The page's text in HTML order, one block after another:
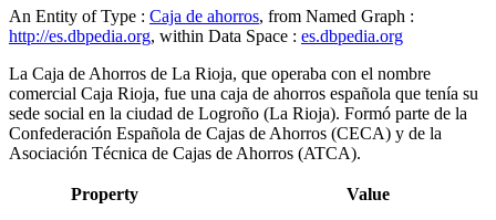
An Entity of Type : Caja de ahorros, from Named Graph :
http://es.dbpedia.org, within Data Space : es.dbpedia.org
La Caja de Ahorros de La Rioja, que operaba con el nombre
comercial Caja Rioja, fue una caja de ahorros española que tenía su
sede social en la ciudad de Logroño (La Rioja). Formó parte de la
Confederación Española de Cajas de Ahorros (CECA) y de la
Asociación Técnica de Cajas de Ahorros (ATCA).
Property Value